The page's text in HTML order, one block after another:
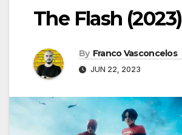
The Flash (2023)
By Franco Vasconcelos
JUN 22, 2023